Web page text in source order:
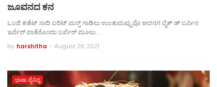
ಜೂವನದ ಕನ
ಒಂಜಿ ಕಡೆಟ್ ಸಾದಿ ಬರಿಟ್ ಮಸ್ತ್ ಗಾಡಿಲು ಉಂತುದುಪ್ಪುವೊ ಅದನಗ ಬೈಕ್ ಡ್ ಬರ್ಪಿನ
ಇರ್ವೆರ್ ಪಾತೆರೊಂದು ಬರ್ಪೆರ್ ಮೂಲು…
by harshitha - August 26, 2021
ಭಾಷಾ ವೈವಿಧ್ಯ